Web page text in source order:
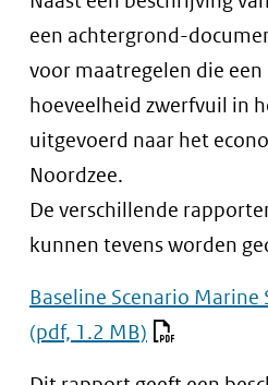
een achtergrond-
voor maatregelen die
hoeveelheid zwerfvuil in
uitgevoerd naar het
Noordzee.
De verschillende
kunnen tevens worden
Baseline Scenario
(pdf, 1.2 MB)